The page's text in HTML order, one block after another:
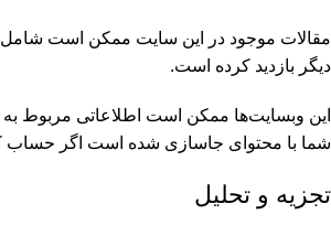
مقالات موجود در این سایت ممکن است شامل
دیگر بازدید کرده است.
این وبسایت‌ها ممکن است اطلاعاتی مربوط به
شما با محتوای جاسازی شده است اگر حساب
تجزیه و تحلیل